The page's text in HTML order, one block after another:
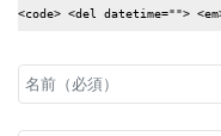
<code> <del datetime="">